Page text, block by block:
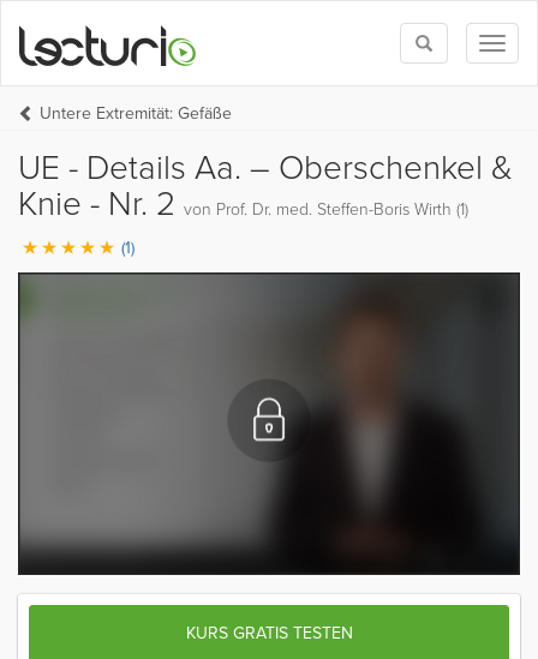
Toggle
search
Untere Extremität: Gefäße
UE - Details Aa. – Oberschenkel &
Knie - Nr. 2 von Prof. Dr. med. Steffen-Boris Wirth (1)
(1)
KURS GRATIS TESTEN